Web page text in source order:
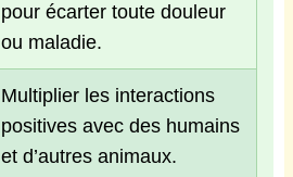
pour écarter toute douleur
ou maladie.
Multiplier les interactions
positives avec des humains
et d’autres animaux.